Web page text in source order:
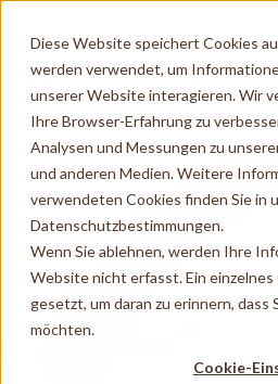
Diese Website speichert Cookies
werden verwendet, um
unserer Website interagieren. Wir
Ihre Browser-Erfahrung zu
Analysen und Messungen zu
und anderen Medien. Weitere
verwendeten Cookies finden Sie in
Datenschutzbestimmungen.
Wenn Sie ablehnen, werden Ihre
Website nicht erfasst. Ein
gesetzt, um daran zu erinnern,
möchten.
Cookie-